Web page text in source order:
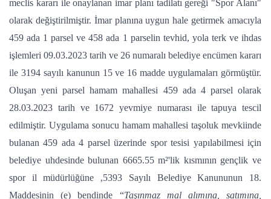
meclis kararı ile onaylanan imar planı tadilatı gereği "Spor Alanı"
olarak değiştirilmiştir. İmar planına uygun hale getirmek amacıyla
459 ada 1 parsel ve 458 ada 1 parselin tevhid, yola terk ve ihdas
işlemleri 09.03.2023 tarih ve 26 numaralı belediye encümen kararı
ile 3194 sayılı kanunun 15 ve 16 madde uygulamaları görmüştür.
Oluşan yeni parsel hamam mahallesi 459 ada 4 parsel olarak
28.03.2023 tarih ve 1672 yevmiye numarası ile tapuya tescil
edilmiştir. Uygulama sonucu hamam mahallesi taşoluk mevkiinde
bulanan 459 ada 4 parsel üzerinde spor tesisi yapılabilmesi için
belediye uhdesinde bulunan 6665.55 m²'lik kısmının gençlik ve
spor il müdürlüğüne ,5393 Sayılı Belediye Kanununun 18.
Maddesinin (e) bendinde “Taşınmaz mal alımına, satımına,